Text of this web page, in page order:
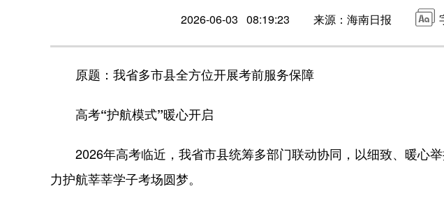
2026-06-03 08:19:23 来源：海南日报
原题：我省多市县全方位开展考前服务保障
高考“护航模式”暖心开启
2026年高考临近，我省市县统筹多部门联动协同，以细致、暖心
力护航莘莘学子考场圆梦。